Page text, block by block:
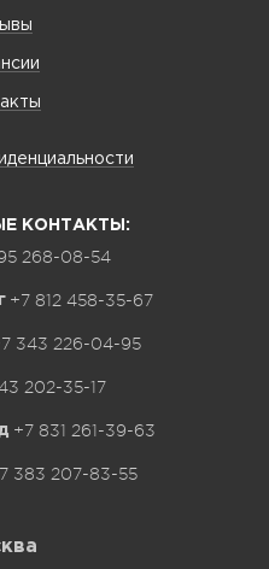
КОНТАКТЫ:
268-08-54
+7 812 458-35-67
343 226-04-95
202-35-17
+7 831 261-39-63
383 207-83-55